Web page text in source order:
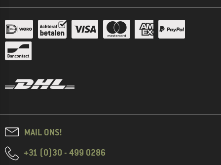
MAIL ONS!
+31 (0)30 - 499 0286